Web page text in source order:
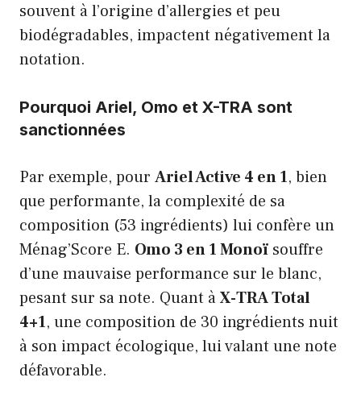
souvent à l’origine d’allergies et peu
biodégradables, impactent négativement la
notation.
Pourquoi Ariel, Omo et X-TRA sont
sanctionnées
Par exemple, pour Ariel Active 4 en 1, bien
que performante, la complexité de sa
composition (53 ingrédients) lui confère un
Ménag’Score E. Omo 3 en 1 Monoï souffre
d’une mauvaise performance sur le blanc,
pesant sur sa note. Quant àX-TRA Total
4+1, une composition de 30 ingrédients nuit
à son impact écologique, lui valant une note
défavorable.